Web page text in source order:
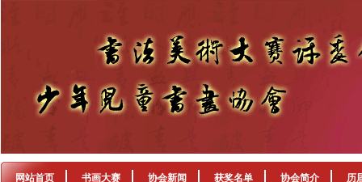
网站首页 书画大赛 协会新闻 获奖名单 协会简介 历